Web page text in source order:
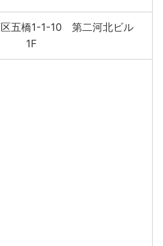
区五橋1-1-10 第二河北ビル
1F